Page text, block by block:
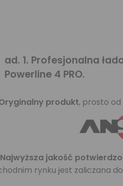
ad. 1. Profesjonalna
Powerline 4 PRO.
produkt, prosto od
Najwyższa jakość
rynku jest zaliczana